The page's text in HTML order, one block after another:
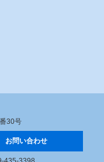
30号
お問い合わせ